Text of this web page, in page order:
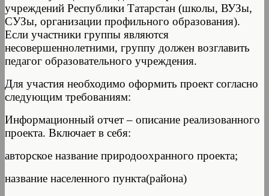
учреждений Республики Татарстан (школы, ВУЗы,
СУЗы, организации профильного образования).
Если участники группы являются
несовершеннолетними, группу должен возглавить
педагог образовательного учреждения.
Для участия необходимо оформить проект согласно
следующим требованиям:
Информационный отчет – описание реализованного
проекта. Включает в себя:
авторское название природоохранного проекта;
название населенного пункта(района)